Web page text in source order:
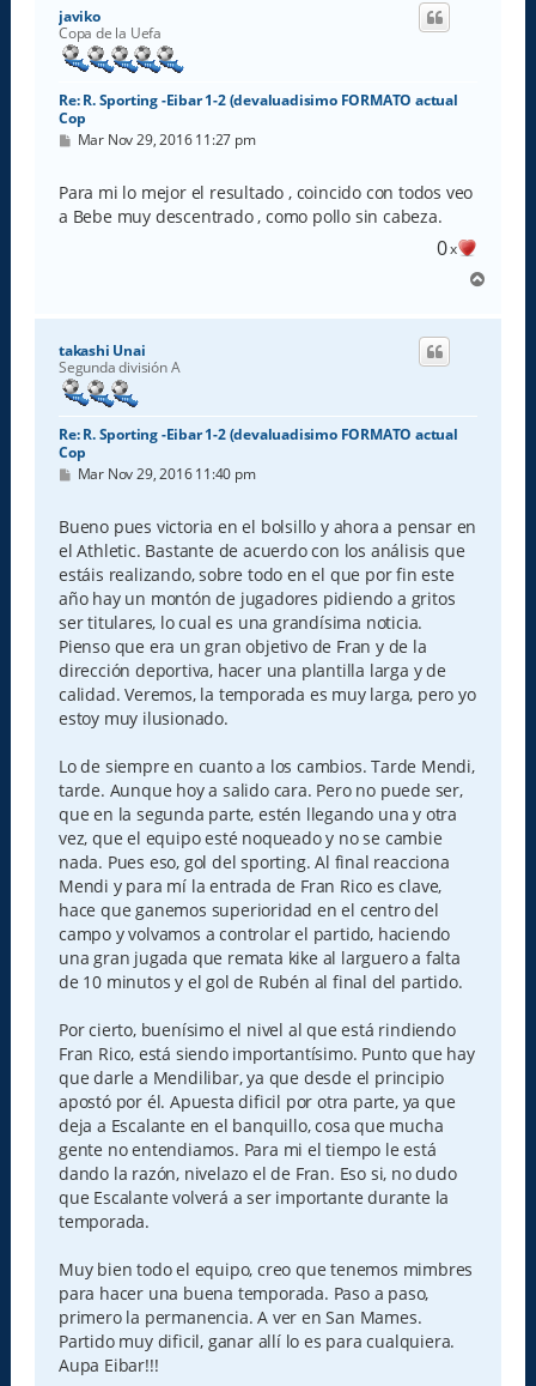
javiko
Copa de la Uefa
Re: R. Sporting -Eibar 1-2 (devaluadisimo FORMATO actual
Cop
M
s
a
j
Mar Nov 29, 2016 11:27 pm
Para mi lo mejor el resultado , coincido con todos veo
a Bebe muy descentrado , como pollo sin cabeza.
0x
r
takashi Unai
Segunda división A
Re: R. Sporting -Eibar 1-2 (devaluadisimo FORMATO actual
Cop
M
s
a
e
Mar Nov 29, 2016 11:40 pm
Bueno pues victoria en el bolsillo y ahora a pensar en
el Athletic. Bastante de acuerdo con los análisis que
estáis realizando, sobre todo en el que por fin este
año hay un montón de jugadores pidiendo a gritos
ser titulares, lo cual es una grandísima noticia.
Pienso que era un gran objetivo de Fran y de la
dirección deportiva, hacer una plantilla larga y de
calidad. Veremos, la temporada es muy larga, pero yo
estoy muy ilusionado.
Lo de siempre en cuanto a los cambios. Tarde Mendi,
tarde. Aunque hoy a salido cara. Pero no puede ser,
que en la segunda parte, estén llegando una y otra
vez, que el equipo esté noqueado y no se cambie
nada. Pues eso, gol del sporting. Al final reacciona
Mendi y para mí la entrada de Fran Rico es clave,
hace que ganemos superioridad en el centro del
campo y volvamos a controlar el partido, haciendo
una gran jugada que remata kike al larguero a falta
de 10 minutos y el gol de Rubén al final del partido.
Por cierto, buenísimo el nivel al que está rindiendo
Fran Rico, está siendo importantísimo. Punto que hay
que darle a Mendilibar, ya que desde el principio
apostó por él. Apuesta dificil por otra parte, ya que
deja a Escalante en el banquillo, cosa que mucha
gente no entendiamos. Para mi el tiempo le está
dando la razón, nivelazo el de Fran. Eso si, no dudo
que Escalante volverá a ser importante durante la
temporada.
Muy bien todo el equipo, creo que tenemos mimbres
para hacer una buena temporada. Paso a paso,
primero la permanencia. A ver en San Mames.
Partido muy dificil, ganar allí lo es para cualquiera.
Aupa Eibar!!!